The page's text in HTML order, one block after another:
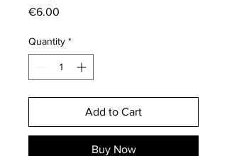
€6.00
Quantity *
Add to Cart
Buy Now